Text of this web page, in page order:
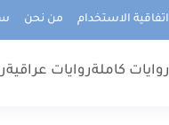
اتفاقية الاستخدام من نحن
روايات كاملةروايات عراقية